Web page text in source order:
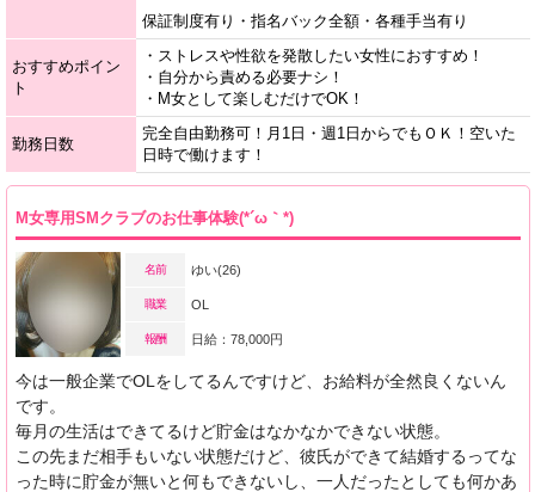
保証制度有り・指名バック全額・各種手当有り
おすすめポイン
ト
・ストレスや性欲を発散したい女性におすすめ！
・自分から責める必要ナシ！
・M女として楽しむだけでOK！
勤務日数
完全自由勤務可！月1日・週1日からでもＯＫ！空いた
日時で働けます！
M女専用SMクラブのお仕事体験(*´ω｀*)
名前 ゆい(26)
職業 OL
報酬 日給：78,000円
今は一般企業でOLをしてるんですけど、お給料が全然良くないん
です。
毎月の生活はできてるけど貯金はなかなかできない状態。
この先まだ相手もいない状態だけど、彼氏ができて結婚するってな
った時に貯金が無いと何もできないし、一人だったとしても何かあ